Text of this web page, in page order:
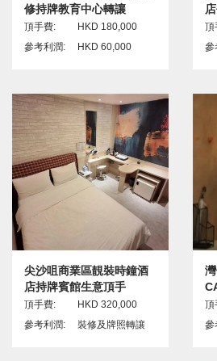
修持牌教育中心轉讓
頂手費:
HKD 180,000
參考利潤:
HKD 60,000
頂
參
尖沙咀商業區靚裝時鐘酒
店持牌賓館生意頂手
頂手費:
HKD 320,000
參考利潤:
裝修及牌照轉讓
頂
參